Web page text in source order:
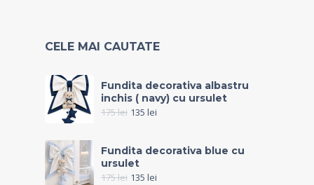
CELE MAI CAUTATE
Fundita decorativa albastru
inchis ( navy) cu ursulet
175lei 135 lei
Fundita decorativa blue cu
ursulet
175lei 135 lei